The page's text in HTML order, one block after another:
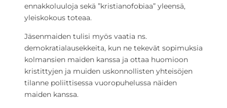
ennakkoluuloja sekä ”kristianofobiaa” yleensä,
yleiskokous toteaa.
Jäsenmaiden tulisi myös vaatia ns.
demokratialausekkeita, kun ne tekevät sopimuksia
kolmansien maiden kanssa ja ottaa huomioon
kristittyjen ja muiden uskonnollisten yhteisöjen
tilanne poliittisessa vuoropuhelussa näiden
maiden kanssa.